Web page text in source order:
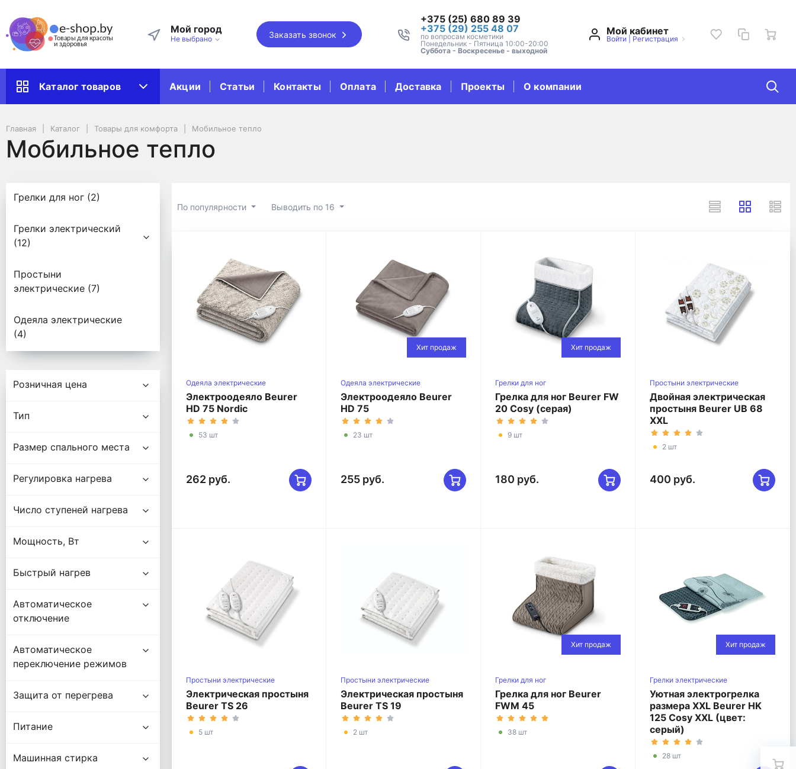
Мой город
Не выбрано Заказать звонок
+375 (25) 680 89 39
+375 (29) 255 48 07
по вопросам косметики
Понедельник - Пятница 10:00-20:00
Суббота - Воскресенье - выходной
Мой кабинет
Войти| Регистрация
Каталог товаров Акции Статьи Контакты Оплата Доставка Проекты О компании
Главная Каталог Товары для комфорта Мобильное тепло
Мобильное тепло
По популярности Выводить по 16
Одеяла электрические
Электроодеяло Beurer
HD 75 Nordic
53 шт
262 руб.
Хит продаж
Одеяла электрические
Электроодеяло Beurer
HD 75
23 шт
255 руб.
Хит продаж
Грелки для ног
Грелка для ног Beurer FW
20 Cosy (серая)
9 шт
180 руб.
Простыни электрические
Двойная электрическая
простыня Beurer UB 68
XXL
2 шт
400 руб.
Простыни электрические
Электрическая простыня
Beurer TS 26
5 шт
Простыни электрические
Электрическая простыня
Beurer TS 19
2 шт
Хит продаж
Грелки для ног
Грелка для ног Beurer
FWM 45
38 шт
Хит продаж
Грелки электрические
классические
Уютная электрогрелка
размера XXL Beurer HK
125 Cosy XXL (цвет:
серый)
28 шт
Грелки для ног (2)
Грелки электрический
(12)
Простыни
электрические (7)
Одеяла электрические
(4)
Подбор параметров
Розничная цена
Тип
Размер спального места
Регулировка нагрева
Число ступеней нагрева
Мощность, Вт
Быстрый нагрев
Автоматическое
отключение
Автоматическое
переключение режимов
Защита от перегрева
Питание
Машинная стирка